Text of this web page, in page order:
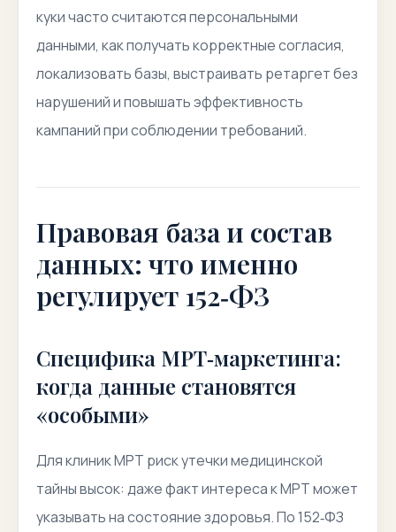
куки часто считаются персональными
данными, как получать корректные согласия,
локализовать базы, выстраивать ретаргет без
нарушений и повышать эффективность
кампаний при соблюдении требований.
Правовая база и состав
данных: что именно
регулирует 152‑ФЗ
Специфика МРТ‑маркетинга:
когда данные становятся
«особыми»
Для клиник МРТ риск утечки медицинской
тайны высок: даже факт интереса к МРТ может
указывать на состояние здоровья. По 152‑ФЗ